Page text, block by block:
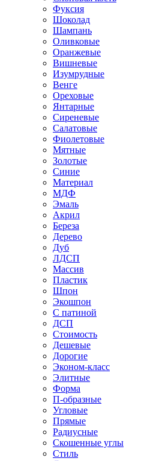
Фуксия
Шоколад
Шампань
Оливковые
Оранжевые
Вишневые
Изумрудные
Венге
Ореховые
Янтарные
Сиреневые
Салатовые
Фиолетовые
Мятные
Золотые
Синие
Материал
МДФ
Эмаль
Акрил
Береза
Дерево
Дуб
ЛДСП
Массив
Пластик
Шпон
Экошпон
С патиной
ДСП
Стоимость
Дешевые
Дорогие
Эконом-класс
Элитные
Форма
П-образные
Угловые
Прямые
Радиусные
Скошенные углы
Стиль